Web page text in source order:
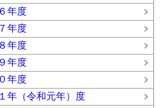
年度
年度
年度
年度
年度
（令和元年）度